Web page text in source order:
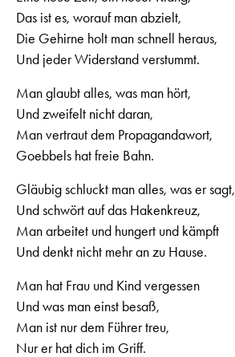
Das ist es, worauf man abzielt,
Die Gehirne holt man schnell heraus,
Und jeder Widerstand verstummt.
Man glaubt alles, was man hört,
Und zweifelt nicht daran,
Man vertraut dem Propagandawort,
Goebbels hat freie Bahn.
Gläubig schluckt man alles, was er sagt,
Und schwört auf das Hakenkreuz,
Man arbeitet und hungert und kämpft
Und denkt nicht mehr an zu Hause.
Man hat Frau und Kind vergessen
Und was man einst besaß,
Man ist nur dem Führer treu,
Nur er hat dich im Griff.